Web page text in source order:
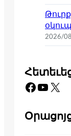
2026/
Facebook YouTube X